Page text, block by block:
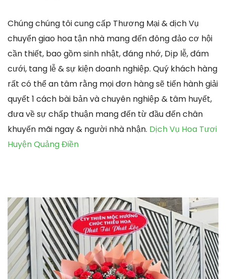
Chúng chúng tôi cung cấp Thương Mại & dịch Vụ
chuyển giao hoa tận nhà mang đến đông đảo cơ hội
cần thiết, bao gồm sinh nhật, đáng nhớ, Dịp lễ, đám
cưới, tang lễ & sự kiện doanh nghiệp. Quý khách hàng
rất có thể an tâm rằng mọi đơn hàng sẽ tiến hành giải
quyết 1 cách bài bản và chuyên nghiệp & tâm huyết,
đưa về sự chấp thuận mang đến từ đầu đến chân
khuyến mãi ngay & người nhà nhận. Dịch Vụ Hoa Tươi
Huyện Quảng Điền